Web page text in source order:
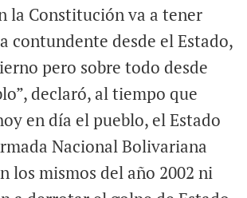
la Constitución va a tener
contundente desde el Estado,
pero sobre todo desde
declaró, al tiempo que
en día el pueblo, el Estado
Nacional Bolivariana
los mismos del año 2002 ni